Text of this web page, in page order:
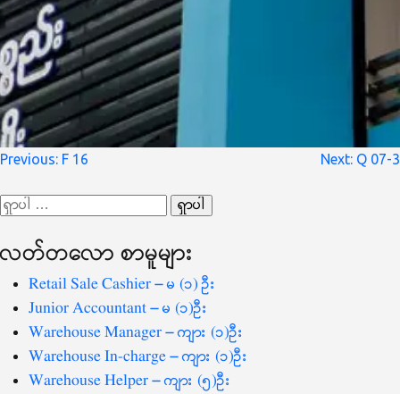
စာမူ
ပြ
Previous: F 16 Next: Q 07-3
ရှာ
စကားလုံး
လတ်တ‌လော စာမူများ
Retail Sale Cashier – မ (၁) ဦး
Junior Accountant – မ (၁)ဦး
Warehouse Manager – ကျား (၁)ဦး
Warehouse In-charge – ကျား (၁)ဦး
Warehouse Helper – ကျား (၅)ဦး